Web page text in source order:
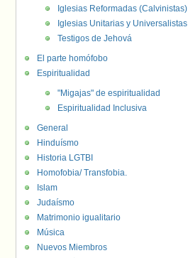
Iglesias Reformadas (Calvinistas)
Iglesias Unitarias y Universalistas
Testigos de Jehová
El parte homófobo
Espiritualidad
"Migajas" de espiritualidad
Espiritualidad Inclusiva
General
Hinduísmo
Historia LGTBI
Homofobia/ Transfobia.
Islam
Judaísmo
Matrimonio igualitario
Música
Nuevos Miembros